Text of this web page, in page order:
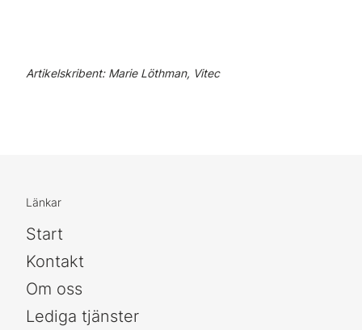
Artikelskribent: Marie Löthman, Vitec
Länkar
Start
Kontakt
Om oss
Lediga tjänster